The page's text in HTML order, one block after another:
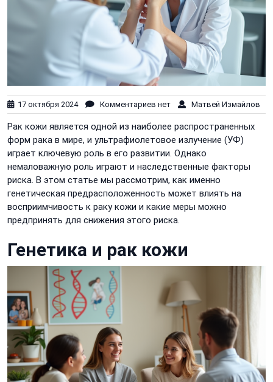
17 октября 2024 Комментариев нет Матвей Измайлов
Рак кожи является одной из наиболее распространенных
форм рака в мире, и ультрафиолетовое излучение (УФ)
играет ключевую роль в его развитии. Однако
немаловажную роль играют и наследственные факторы
риска. В этом статье мы рассмотрим, как именно
генетическая предрасположенность может влиять на
восприимчивость к раку кожи и какие меры можно
предпринять для снижения этого риска.
Генетика и рак кожи